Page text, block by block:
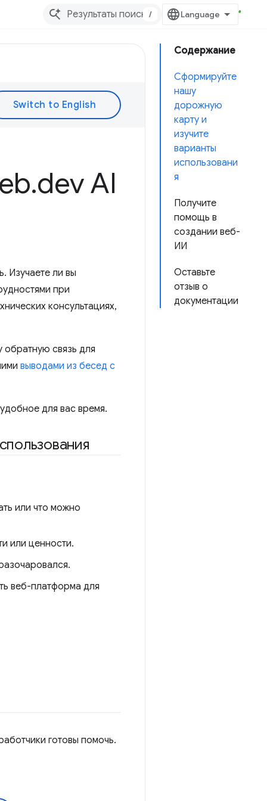
/
Содержание
Сформируйте
нашу
дорожную
карту и
изучите
варианты
использовани
я
Получите
помощь в
создании веб-
ИИ
Оставьте
отзыв о
документации
.dev AI
Изучаете ли вы
при
консультациях,
обратную связь для
выводами из бесед с
для вас время.
или что можно
или ценности.
веб-платформа для
готовы помочь.